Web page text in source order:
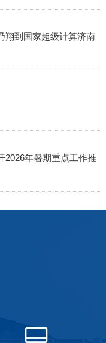
翔到国家超级计算济南
2026年暑期重点工作推